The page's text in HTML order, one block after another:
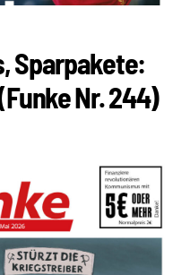
Sparpakete:
Nr. 244)